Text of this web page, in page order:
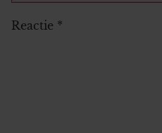
Reactie *